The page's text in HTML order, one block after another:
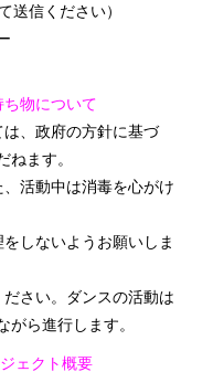
信ください）
物について
、政府の方針に基づ
ねます。
活動中は消毒を心がけ
しないようお願いしま
さい。ダンスの活動は
ら進行します。
ェクト概要